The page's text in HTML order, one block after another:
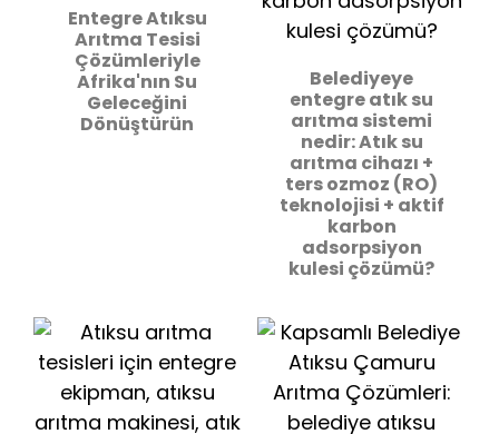
Entegre Atıksu
Arıtma Tesisi
Çözümleriyle
Afrika'nın Su
Geleceğini
Dönüştürün
Belediyeye
entegre atık su
arıtma sistemi
nedir: Atık su
arıtma cihazı +
ters ozmoz (RO)
teknolojisi + aktif
karbon
adsorpsiyon
kulesi çözümü?